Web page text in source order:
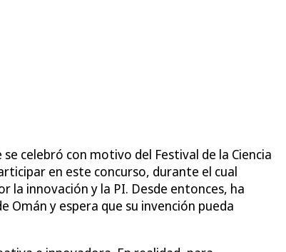
celebró con motivo del Festival de la Ciencia
en este concurso, durante el cual
la innovación y la PI. Desde entonces, ha
y espera que su invención pueda